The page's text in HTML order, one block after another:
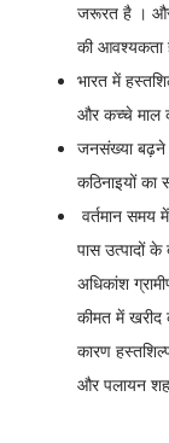
जरूरत है । और
की आवश्यकता
भारत में
और कच्चे माल
जनसंख्या बढ़ने
कठिनाइयों का
वर्तमान समय
पास उत्पादों
अधिकांश
कीमत में
कारण
और पलायन